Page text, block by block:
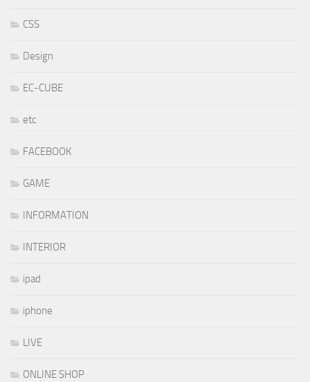
CSS
Design
EC-CUBE
etc
FACEBOOK
GAME
INFORMATION
INTERIOR
ipad
iphone
LIVE
ONLINE SHOP